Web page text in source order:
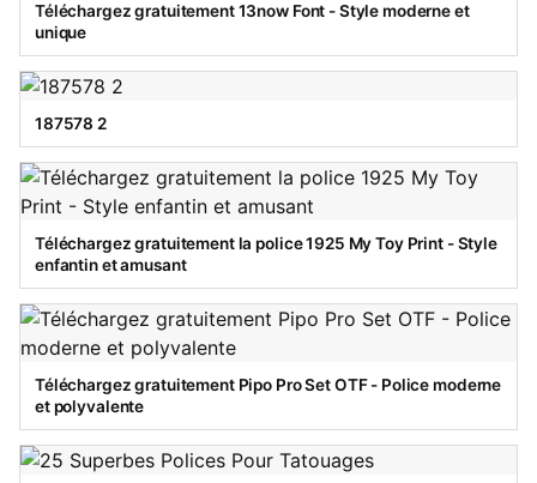
Téléchargez gratuitement 13now Font - Style moderne et
unique
187578 2
Téléchargez gratuitement la police 1925 My Toy Print - Style
enfantin et amusant
Téléchargez gratuitement Pipo Pro Set OTF - Police moderne
et polyvalente